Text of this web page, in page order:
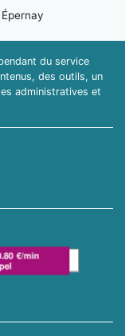
Épernay
du service
des outils, un
administratives et